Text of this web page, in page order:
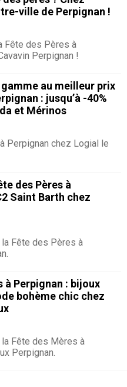
ville de Perpignan !
Fête des Pères à
Perpignan !
au meilleur prix
: jusqu’à -40%
et Mérinos
Perpignan chez Logial le
des Pères à
Saint Barth chez
Fête des Pères à
à Perpignan : bijoux
bohème chic chez
Fête des Mères à
Perpignan.